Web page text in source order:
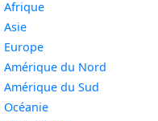
Afrique
Asie
Europe
Amérique du Nord
Amérique du Sud
Océanie